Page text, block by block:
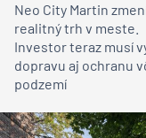
Neo City Martin
realitný trh v meste.
Investor teraz musí
dopravu aj ochranu
podzemí